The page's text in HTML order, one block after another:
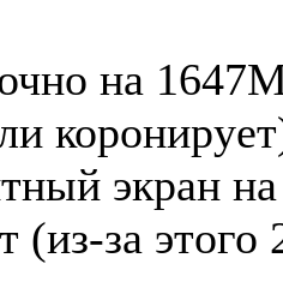
на
экран
(из-за